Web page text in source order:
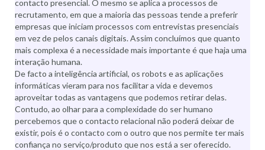
contacto presencial. O mesmo se aplica a processos de
recrutamento, em que a maioria das pessoas tende a preferir
empresas que iniciam processos com entrevistas presenciais
em vez de pelos canais digitais. Assim concluímos que quanto
mais complexa é a necessidade mais importante é que haja uma
interação humana.
De facto a inteligência artificial, os robots e as aplicações
informáticas vieram para nos facilitar a vida e devemos
aproveitar todas as vantagens que podemos retirar delas.
Contudo, ao olhar para a complexidade do ser humano
percebemos que o contacto relacional não poderá deixar de
existir, pois é o contacto com o outro que nos permite ter mais
confiança no serviço/produto que nos está a ser oferecido.